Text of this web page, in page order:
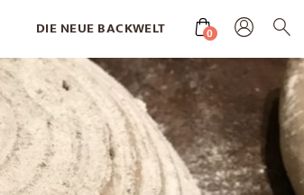
DIE NEUE BACKWELT 0